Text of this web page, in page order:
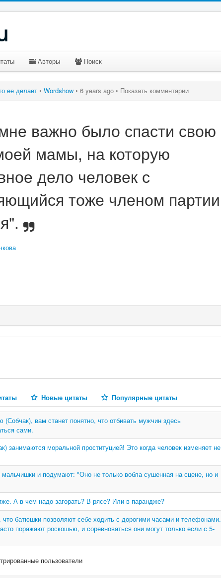
Авторы Поиск
ее делает • Wordshow • 6 years ago • Показать комментарии
важно было спасти свою
мамы, на которую
дело человек с
тоже членом партии
Новые цитаты Популярные цитаты
вам станет понятно, что отбивать мужчин здесь
сами.
занимаются моральной проституцией! Это когда человек изменяет не
и подумают: "Оно не только вобла сушенная на сцене, но и
А в чем надо загорать? В рясе? Или в парандже?
батюшки позволяют себе ходить с дорогими часами и телефонами.
поражают роскошью, и соревноваться они могут только если с 5-
пользователи